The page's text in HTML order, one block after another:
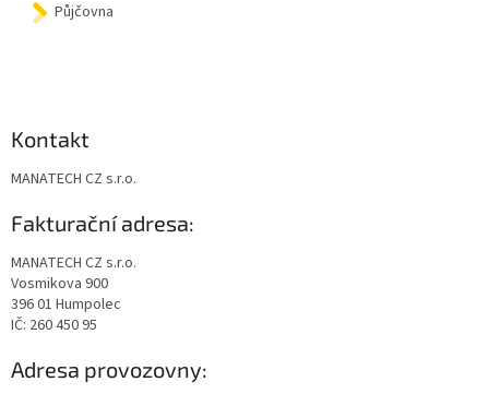
Půjčovna
Kontakt
MANATECH CZ s.r.o.
Fakturační adresa:
MANATECH CZ s.r.o.
Vosmikova 900
396 01 Humpolec
IČ: 260 450 95
Adresa provozovny: